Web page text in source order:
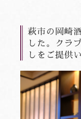
萩市の岡崎
した。クラ
しをご提供